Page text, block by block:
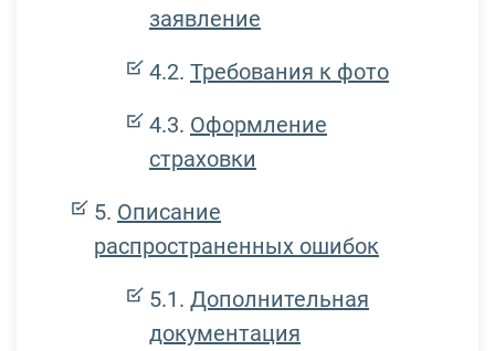
заявление
Требования к фото
Оформление
страховки
Описание
распространенных ошибок
Дополнительная
документация